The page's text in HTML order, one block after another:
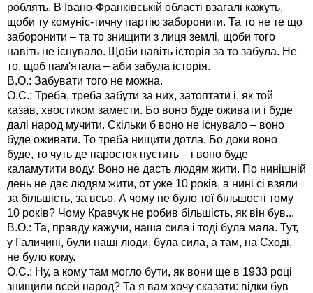
роблять. В Івано-Франківській області взагалі кажуть,
щоби ту комуніс-тичну партію заборонити. Та то не те що
заборонити – та то знищити з лиця землі, щоби того
навіть не існувало. Щоби навіть історія за то забула. Не
то, щоб пам'ятала – аби забула історія.
В.О.: Забувати того не можна.
О.С.: Треба, треба забути за них, затоптати і, як той
казав, хвостиком замести. Бо воно буде оживати і буде
далі народ мучити. Скільки б воно не існувало – воно
буде оживати. То треба нищити дотла. Бо доки воно
буде, то чуть де паросток пустить – і воно буде
каламутити воду. Воно не дасть людям жити. По нинішній
день не дає людям жити, от уже 10 років, а нині сі взяли
за більшість, за всьо. А чому не було тої більшості тому
10 років? Чому Кравчук не робив більшість, як він був...
В.О.: Та, правду кажучи, наша сила і тоді була мала. Тут,
у Галичині, були наші люди, була сила, а там, на Сході,
не було кому.
О.С.: Ну, а кому там могло бути, як вони ще в 1933 році
знищили всей народ? Та я вам хочу сказати: відки був